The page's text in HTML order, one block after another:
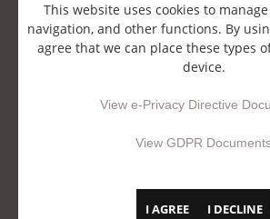
This website uses cookies to
navigation, and other functions. By
agree that we can place these types
device.
View e-Privacy Directive
View GDPR
I AGREE I DECLINE